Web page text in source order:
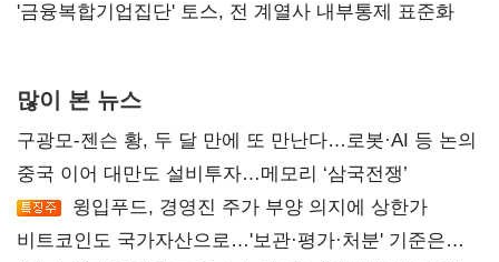
'금융복합기업집단' 토스, 전 계열사 내부통제 표준화
많이 본 뉴스
구광모-젠슨 황, 두 달 만에 또 만난다…로봇·AI 등 논의
중국 이어 대만도 설비투자…메모리 ‘삼국전쟁’
윙입푸드, 경영진 주가 부양 의지에 상한가
비트코인도 국가자산으로…'보관·평가·처분' 기준은